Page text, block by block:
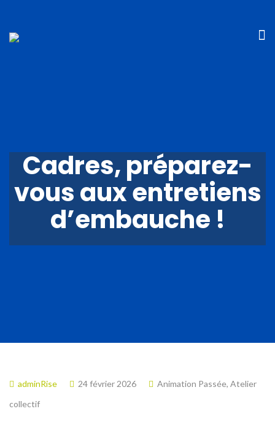
Cadres, préparez-
vous aux entretiens
d’embauche !
adminRise 24 février 2026 Animation Passée, Atelier
collectif